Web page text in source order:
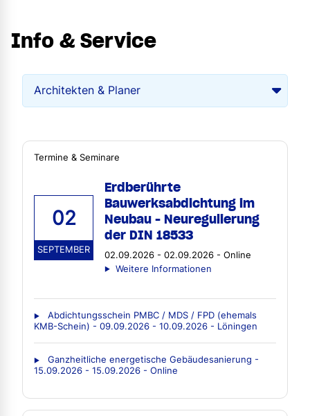
Info & Service
Termine & Seminare
02
SEPTEMBER
Erdberührte
Bauwerksabdichtung im
Neubau - Neuregulierung
der DIN 18533
02.09.2026 - 02.09.2026 - Online
Weitere Informationen
Abdichtungsschein PMBC / MDS / FPD (ehemals
KMB-Schein) - 09.09.2026 - 10.09.2026 - Löningen
Ganzheitliche energetische Gebäudesanierung -
15.09.2026 - 15.09.2026 - Online